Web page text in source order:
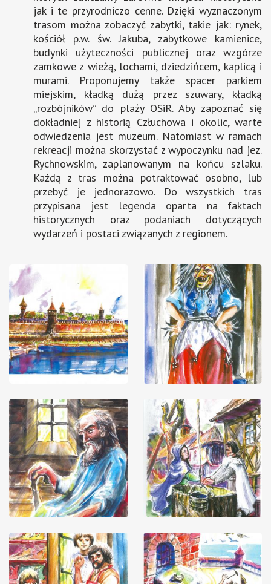
jak i te przyrodniczo cenne. Dzięki wyznaczonym
trasom można zobaczyć zabytki, takie jak: rynek,
kościół p.w. św. Jakuba, zabytkowe kamienice,
budynki użyteczności publicznej oraz wzgórze
zamkowe z wieżą, lochami, dziedzińcem, kaplicą i
murami. Proponujemy także spacer parkiem
miejskim, kładką dużą przez szuwary, kładką
„rozbójników” do plaży OSiR. Aby zapoznać się
dokładniej z historią Człuchowa i okolic, warte
odwiedzenia jest muzeum. Natomiast w ramach
rekreacji można skorzystać z wypoczynku nad jez.
Rychnowskim, zaplanowanym na końcu szlaku.
Każdą z tras można potraktować osobno, lub
przebyć je jednorazowo. Do wszystkich tras
przypisana jest legenda oparta na faktach
historycznych oraz podaniach dotyczących
wydarzeń i postaci związanych z regionem.